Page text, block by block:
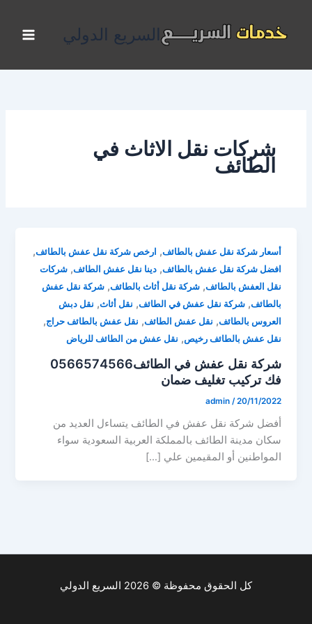
المحتوى
السريع الدولي
شركات نقل الاثاث في
الطائف
أسعار شركة نقل عفش بالطائف, ارخص شركة نقل عفش بالطائف,
افضل شركة نقل عفش بالطائف,دينا نقل عفش الطائف,شركات
نقل العفش بالطائف,شركة نقل أثاث بالطائف,شركة نقل عفش
بالطائف,شركة نقل عفش في الطائف, نقل أثاث, نقل دبش
العروس بالطائف, نقل عفش الطائف, نقل عفش بالطائف حراج,
نقل عفش بالطائف رخيص, نقل عفش من الطائف للرياض
شركة نقل عفش في الطائف0566574566
فك تركيب تغليف ضمان
admin /20/11/2022
أفضل شركة نقل عفش في الطائف يتساءل العديد من
سكان مدينة الطائف بالمملكة العربية السعودية سواء
المواطنين أو المقيمين علي […]
كل الحقوق محفوظة © 2026 السريع الدولي